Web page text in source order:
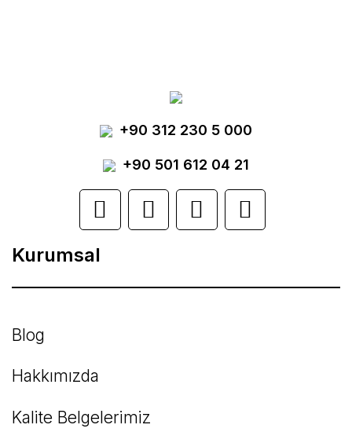
Yorum Yaz
Ürün resmi kalitesiz, bozuk veya
görüntülenemiyor.
Ürün açıklamasında eksik bilgiler bulunuyor.
Ürün bilgilerinde hatalar bulunuyor.
Ürün fiyatı diğer sitelerden daha pahalı.
Bu ürüne benzer farklı alternatifler olmalı.
+90 312 230 5 000
+90 501 612 04 21
Kurumsal
Blog
Hakkımızda
Kalite Belgelerimiz